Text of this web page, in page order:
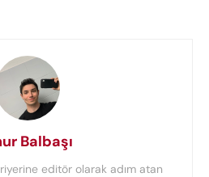
Balbaşı
editör olarak adım atan